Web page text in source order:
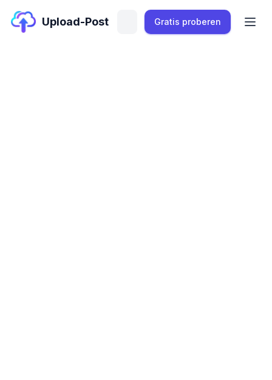
Upload-Post Gratis proberen